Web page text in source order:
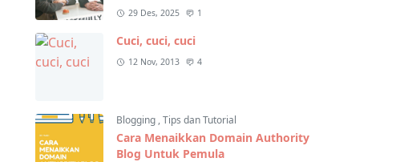
29 Des, 2025 1
Cuci, cuci, cuci
12 Nov, 2013 4
Blogging ,Tips dan Tutorial
Cara Menaikkan Domain Authority
Blog Untuk Pemula